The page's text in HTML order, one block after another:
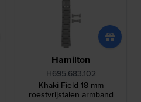
Hamilton
H695.683.102
Khaki Field 18 mm
roestvrijstalen armband